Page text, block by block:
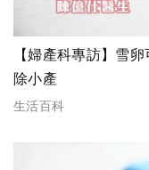
【婦產科專訪】雪
除小產
生活百科